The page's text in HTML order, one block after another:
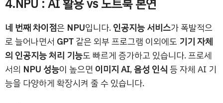
4.NPU : AI 활용 vs 노트북 본연
네 번째 차이점은 NPU입니다. 인공지능 서비스가 폭발적으
로 늘어나면서 GPT같은 외부 프로그램 이외에도 기기 자체
의 인공지능 처리 기능도 빠르게 증가하고 있습니다. 프로세
서의 NPU 성능이 높으면 이미지 AI,음성 인식등 자체 AI 기
능을 다양하게 확장시켜 줄 수 있습니다.